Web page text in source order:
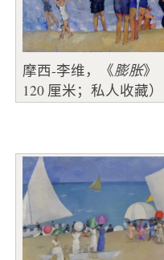
摩西-李维，《膨胀》
120 厘米；私人收藏）